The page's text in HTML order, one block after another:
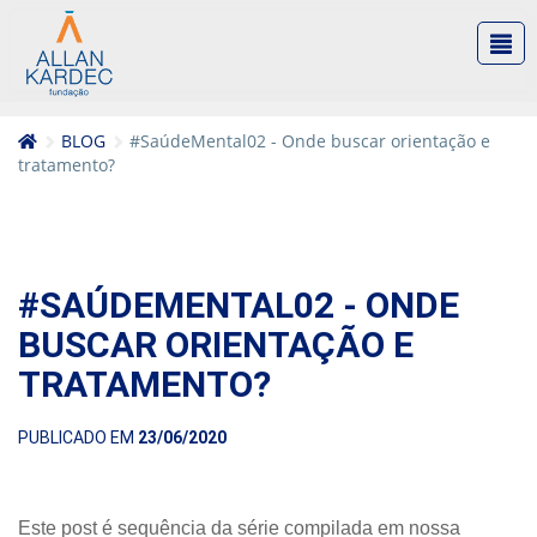
BLOG
#SaúdeMental02 - Onde buscar orientação e
tratamento?
#SAÚDEMENTAL02 - ONDE
BUSCAR ORIENTAÇÃO E
TRATAMENTO?
PUBLICADO EM 23/06/2020
Este post é sequência da série compilada em nossa